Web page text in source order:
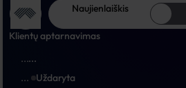
Naujienlaiškis
Klientų aptarnavimas
......
...
Uždaryta